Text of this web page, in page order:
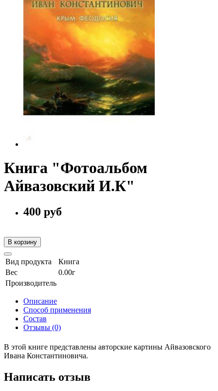
Книга "Фотоальбом
Айвазовский И.К"
400 руб
В корзину
Вид продукта
Книга
Вес
0.00г
Производитель
Описание
Способ применения
Состав
Отзывы (0)
В этой книге представлены авторские картины Айвазовского
Ивана Константиновича.
Написать отзыв